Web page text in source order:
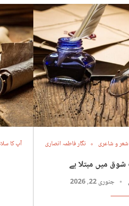
شعر و شاعری نگار فاطمہ انصاری
میں مبتلا ہے
جنوری 22, 2026
آپ کا